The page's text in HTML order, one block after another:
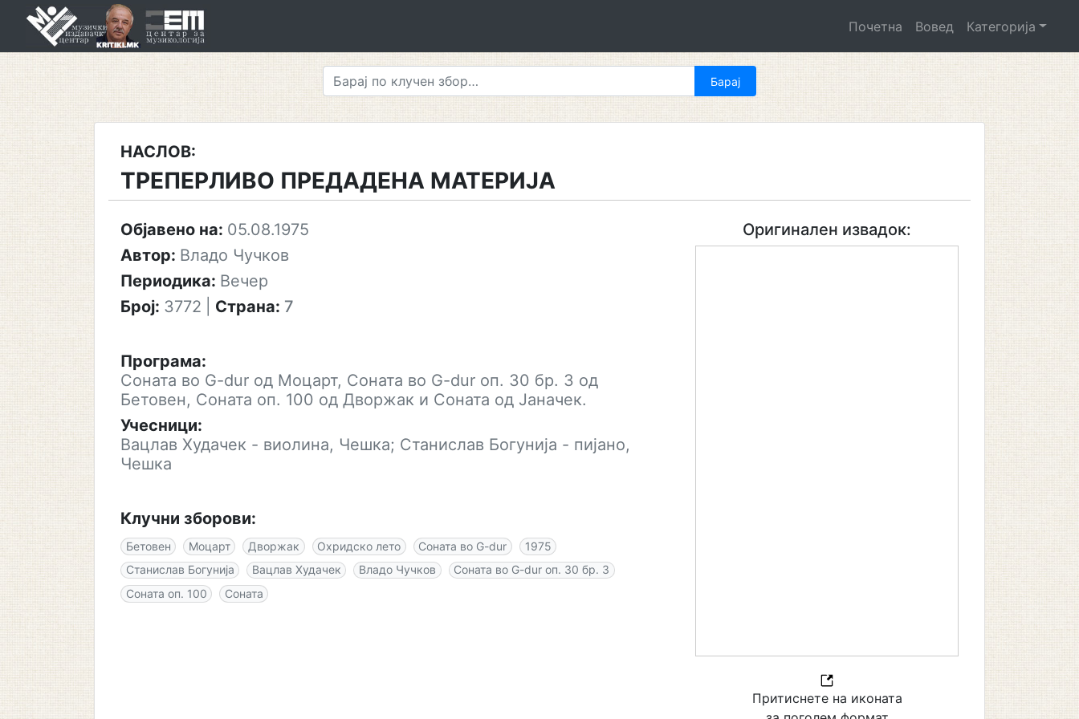
Почетна Вовед Категорија
НАСЛОВ:
ТРЕПЕРЛИВО ПРЕДАДЕНА МАТЕРИЈА
Објавено на: 05.08.1975
Автор: Владо Чучков
Периодика: Вечер
Број: 3772 Страна: 7
Програма:
Соната во G-dur од Моцарт, Соната во G-dur оп. 30 бр. 3 од
Бетовен, Соната оп. 100 од Дворжак и Соната од Јаначек.
Учесници:
Вацлав Худачек - виолина, Чешка; Станислав Богунија - пијано,
Чешка
Клучни зборови:
Бетовен Моцарт Дворжак Охридско лето Соната во G-dur
1975
Станислав Богунија
Вацлав Худачек Владо Чучков
Соната во G-dur оп. 30 бр. 3
Соната оп. 100
Соната
Оригинален извадок:
Притиснете на иконата